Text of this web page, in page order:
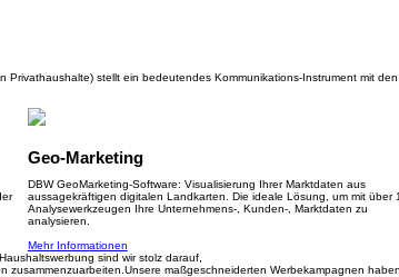
stellt ein bedeutendes Kommunikations-Instrument mit
Geo-Marketing
DBW GeoMarketing-Software: Visualisierung Ihrer Marktdaten aus
aussagekräftigen digitalen Landkarten. Die ideale Lösung, um mit über
Analysewerkzeugen Ihre Unternehmens-, Kunden-, Marktdaten zu
analysieren.
Mehr Informationen
sind wir stolz darauf,
zusammenzuarbeiten.Unsere maßgeschneiderten Werbekampagnen